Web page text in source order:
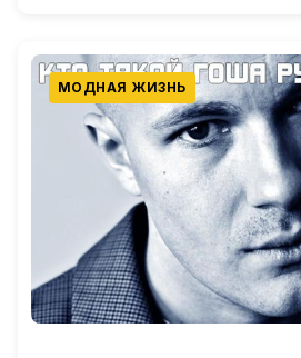
МОДНАЯ ЖИЗНЬ